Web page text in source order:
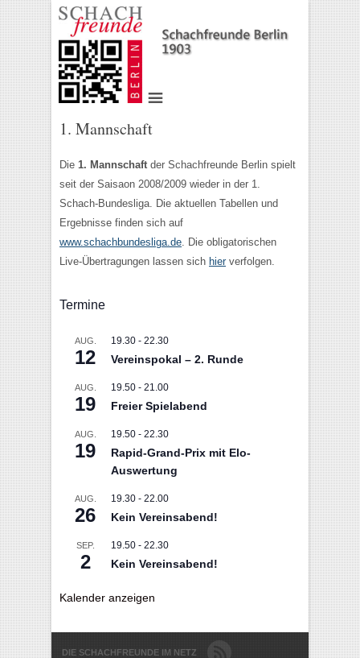
1. Mannschaft
Die 1. Mannschaftder Schachfreunde Berlin spielt
seit der Saisaon 2008/2009 wieder in der 1.
Schach-Bundesliga. Die aktuellen Tabellen und
Ergebnisse finden sich auf
www.schachbundesliga.de. Die obligatorischen
Live-Übertragungen lassen sich hierverfolgen.
Termine
AUG.
12
19.30 - 22.30
Vereinspokal – 2. Runde
AUG.
19
19.50 - 21.00
Freier Spielabend
AUG.
19
19.50 - 22.30
Rapid-Grand-Prix mit Elo-
Auswertung
AUG.
26
19.30 - 22.00
Kein Vereinsabend!
SEP.
2
19.50 - 22.30
Kein Vereinsabend!
Kalender anzeigen
DIE SCHACHFREUNDE IM NETZ